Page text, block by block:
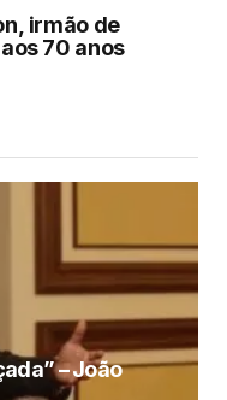
irmão de
70 anos
– João